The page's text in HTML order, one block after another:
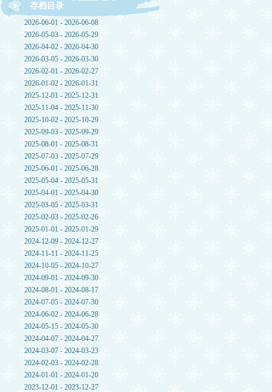
存档目录
2026-06-01 - 2026-06-08
2026-05-03 - 2026-05-29
2026-04-02 - 2026-04-30
2026-03-05 - 2026-03-30
2026-02-01 - 2026-02-27
2026-01-02 - 2026-01-31
2025-12-01 - 2025-12-31
2025-11-04 - 2025-11-30
2025-10-02 - 2025-10-29
2025-09-03 - 2025-09-29
2025-08-01 - 2025-08-31
2025-07-03 - 2025-07-29
2025-06-01 - 2025-06-28
2025-05-04 - 2025-05-31
2025-04-01 - 2025-04-30
2025-03-05 - 2025-03-31
2025-02-03 - 2025-02-26
2025-01-01 - 2025-01-29
2024-12-09 - 2024-12-27
2024-11-11 - 2024-11-25
2024-10-05 - 2024-10-27
2024-09-01 - 2024-09-30
2024-08-01 - 2024-08-17
2024-07-05 - 2024-07-30
2024-06-02 - 2024-06-28
2024-05-15 - 2024-05-30
2024-04-07 - 2024-04-27
2024-03-07 - 2024-03-23
2024-02-03 - 2024-02-28
2024-01-01 - 2024-01-20
2023-12-01 - 2023-12-27